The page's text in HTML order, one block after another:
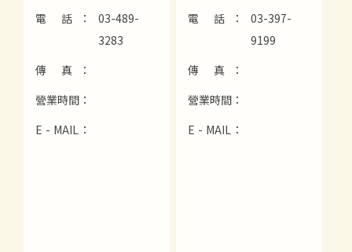
電 話：
03-489-
3283
傳 真：
營業時間：
E - MAIL：
電 話：
03-397-
9199
傳 真：
營業時間：
E - MAIL：